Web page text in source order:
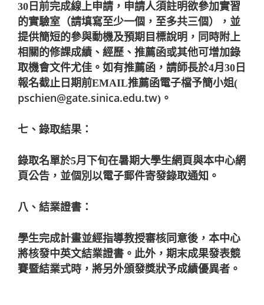
30 日前完成線上申請，申請人須註明欲參加實習
的實驗室（請填寫至少一個，至多共三個），並
提供簡短的參與動機及預期目標說明，同時附上
相關的修課成績、經歷、推薦函或其他可增加錄
取機會文件尤佳。如有推薦函，請師長於4月 30 日
報名截止日期前EMAIL推薦函電子檔予簡小姐(
pschien@gate.sinica.edu.tw) 。
七、錄取結果：
錄取名單於5月下旬在暑期大學生網頁與本中心網
頁公告，並個別以電子郵件寄發錄取通知。
八、結業證書：
學生完成計畫並經指導教授審核同意後，本中心
將核發中英文結業證書。此外，期末成果發表競
賽暨結業式時，將另外頒發獎狀予成績優異者。